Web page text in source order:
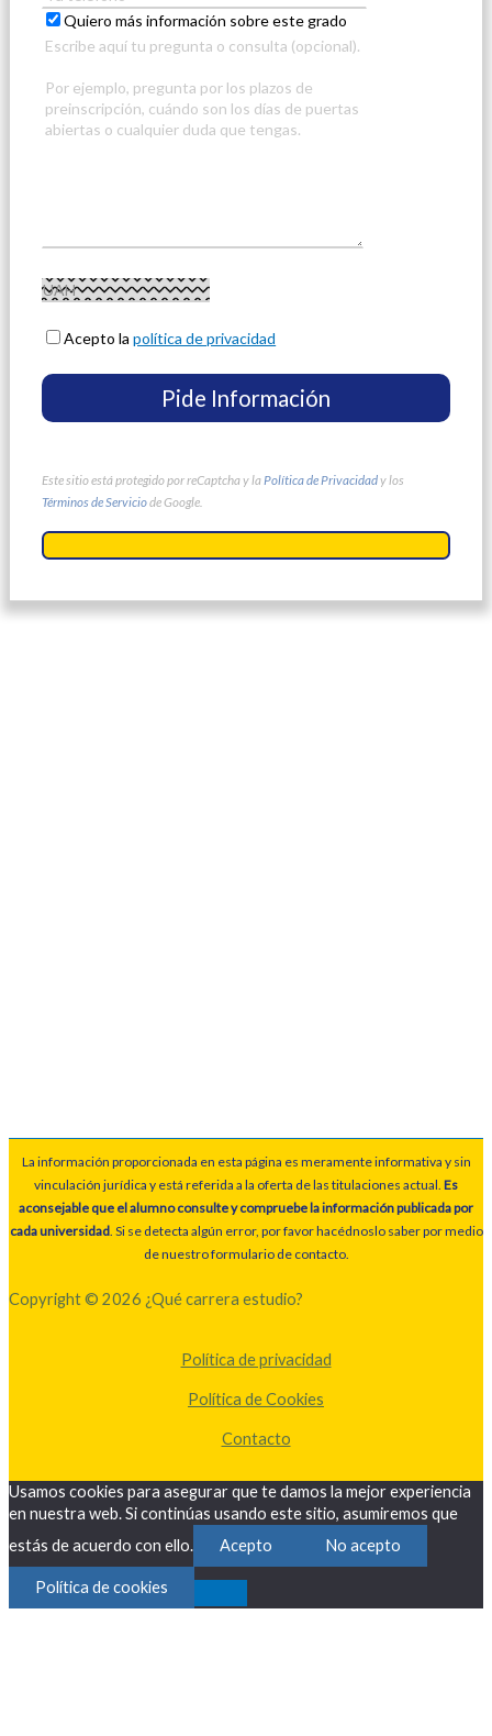
Quiero más información sobre este grado
Acepto lapolítica de privacidad
Este sitio está protegido por reCaptcha y la Política de Privacidady los
Términos de Serviciode Google.
La información proporcionada en esta página es meramente informativa y sin
vinculación jurídica y está referida a la oferta de las titulaciones actual. Es
aconsejable que el alumno consulte y compruebe la información publicada por
cada universidad. Si se detecta algún error, por favor hacédnoslo saber por medio
de nuestro formulario de contacto.
Copyright © 2026 ¿Qué carrera estudio?
Política de privacidad
Política de Cookies
Contacto
Usamos cookies para asegurar que te damos la mejor experiencia
en nuestra web. Si continúas usando este sitio, asumiremos que
estás de acuerdo con ello.
Acepto No acepto
Política de cookies